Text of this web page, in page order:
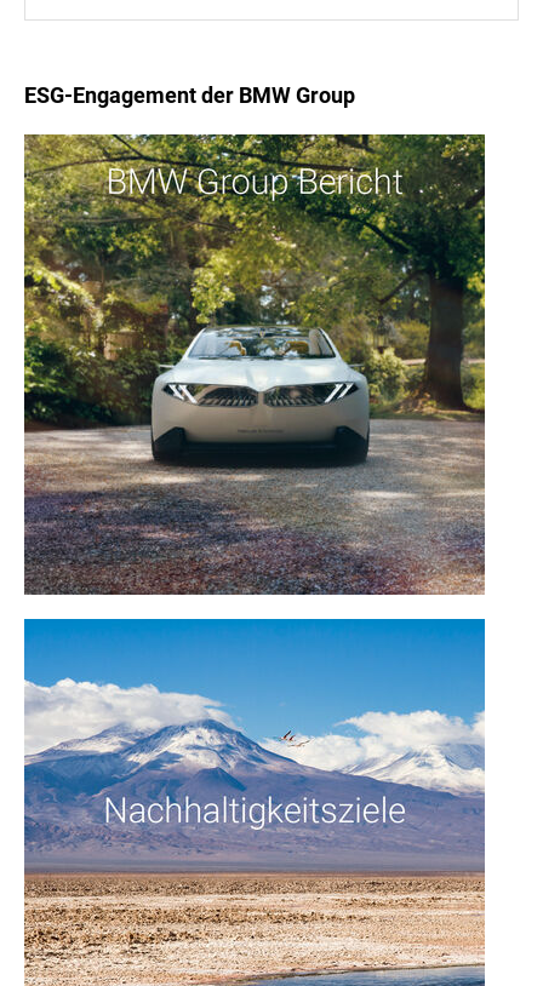
ESG-Engagement der BMW Group